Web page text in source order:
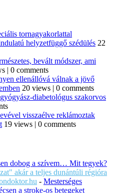
tornagyakorlattal
helyzetfüggő szédülés 22
bevált módszer, ami
| 0 comments
ellenállóvá válnak a jövő
20 views | 0 comments
diabetológus szakorvos
visszaélve reklámoztak
19 views | 0 comments
dobog a szívem… Mit tegyek?
akár a teljes dunántúli régióra
- Mesterséges
a stroke-os betegeket